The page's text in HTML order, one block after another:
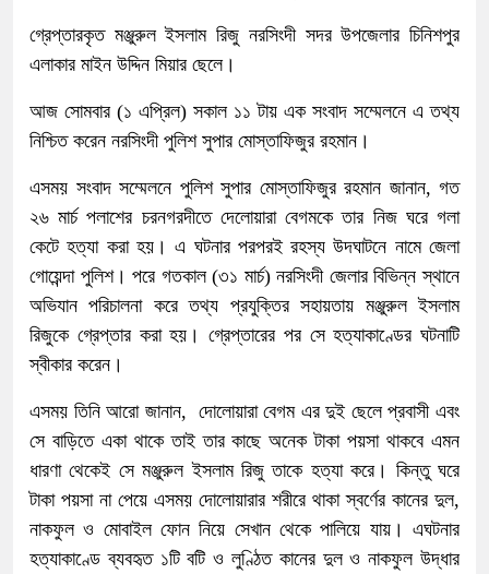
গ্রেপ্তারকৃত মঞ্জুরুল ইসলাম রিজু নরসিংদী সদর উপজেলার চিনিশপুর
এলাকার মাইন উদ্দিন মিয়ার ছেলে।
আজ সোমবার (১ এপ্রিল) সকাল ১১ টায় এক সংবাদ সম্মেলনে এ তথ্য
নিশ্চিত করেন নরসিংদী পুলিশ সুপার মোস্তাফিজুর রহমান।
এসময় সংবাদ সম্মেলনে পুলিশ সুপার মোস্তাফিজুর রহমান জানান, গত
২৬ মার্চ পলাশের চরনগরদীতে দেলোয়ারা বেগমকে তার নিজ ঘরে গলা
কেটে হত্যা করা হয়। এ ঘটনার পরপরই রহস্য উদঘাটনে নামে জেলা
গোয়েন্দা পুলিশ। পরে গতকাল (৩১ মার্চ) নরসিংদী জেলার বিভিন্ন স্থানে
অভিযান পরিচালনা করে তথ্য প্রযুক্তির সহায়তায় মঞ্জুরুল ইসলাম
রিজুকে গ্রেপ্তার করা হয়। গ্রেপ্তারের পর সে হত্যাকাণ্ডের ঘটনাটি
স্বীকার করেন।
এসময় তিনি আরো জানান, দোলোয়ারা বেগম এর দুই ছেলে প্রবাসী এবং
সে বাড়িতে একা থাকে তাই তার কাছে অনেক টাকা পয়সা থাকবে এমন
ধারণা থেকেই সে মঞ্জুরুল ইসলাম রিজু তাকে হত্যা করে। কিন্তু ঘরে
টাকা পয়সা না পেয়ে এসময় দোলোয়ারার শরীরে থাকা স্বর্ণের কানের দুল,
নাকফুল ও মোবাইল ফোন নিয়ে সেখান থেকে পালিয়ে যায়। এঘটনার
হত্যাকাণ্ডে ব্যবহৃত ১টি বটি ও লুণ্ঠিত কানের দুল ও নাকফুল উদ্ধার